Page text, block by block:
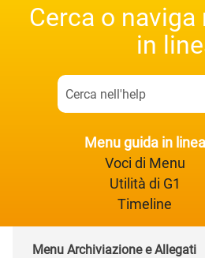
Cerca o naviga
in
Menu guida in linea
Voci di Menu
Utilità di G1
Timeline
Menu Archiviazione e Allegati